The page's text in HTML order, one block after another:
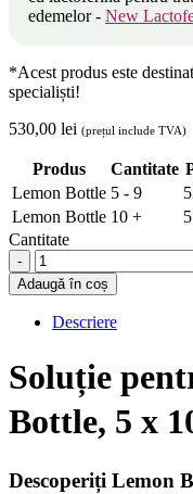
edemelor - New
*Acest produs este
specialiști!
530,00 lei (prețul include TVA)
Produs Cantitate
Lemon Bottle 5 - 9
Lemon Bottle 10 +
Cantitate
Soluție
pentru
lipoliză
Lemon
Bottle,
x
10
ml
quantity
Adaugă în coș
Descriere
Soluție
Bottle, 5 x
Descoperiți Lemon